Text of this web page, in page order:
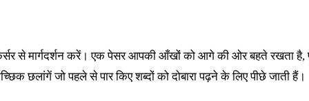
से मार्गदर्शन करें। एक पेसर आपकी आँखों को आगे की ओर बहते रखता
छलांगें जो पहले से पार किए शब्दों को दोबारा पढ़ने के लिए पीछे जाती हैं।